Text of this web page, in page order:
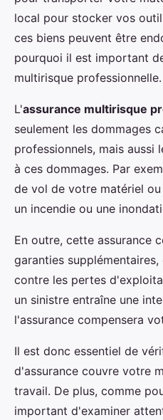
local pour stocker vos
ces biens peuvent être
pourquoi il est important
multirisque professionnelle.
L'assurance multirisque
seulement les dommages
professionnels, mais aussi
à ces dommages. Par
de vol de votre matériel
un incendie ou une
En outre, cette assurance
garanties
contre les pertes
un sinistre entraîne une
l'assurance compensera
Il est donc essentiel de
d'assurance couvre votre
travail. De plus, comme
important d'examiner